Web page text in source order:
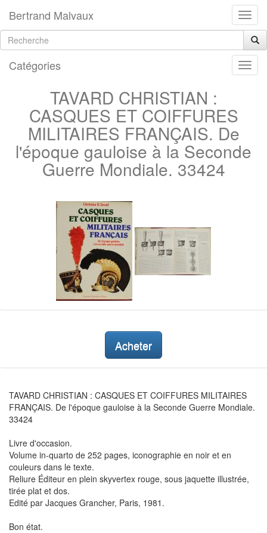
Bertrand Malvaux
Catégories
TAVARD CHRISTIAN :
CASQUES ET COIFFURES
MILITAIRES FRANÇAIS. De
l'époque gauloise à la Seconde
Guerre Mondiale. 33424
Acheter
TAVARD CHRISTIAN : CASQUES ET COIFFURES MILITAIRES
FRANÇAIS. De l'époque gauloise à la Seconde Guerre Mondiale.
33424
Livre d'occasion.
Volume in-quarto de 252 pages, iconographie en noir et en
couleurs dans le texte.
Reliure Éditeur en plein skyvertex rouge, sous jaquette illustrée,
tirée plat et dos.
Edité par Jacques Grancher, Paris, 1981.
Bon état.